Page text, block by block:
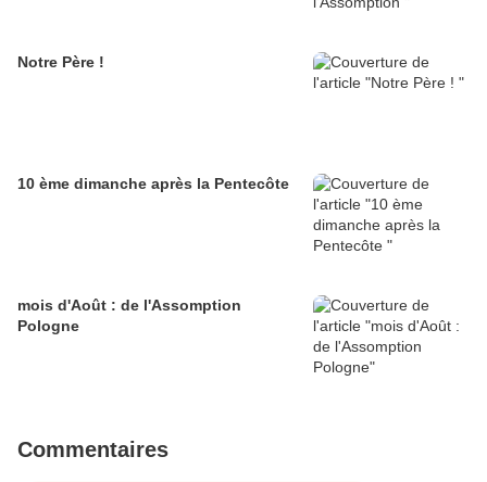
Notre Père !
10 ème dimanche après la Pentecôte
mois d'Août : de l'Assomption
Pologne
Commentaires